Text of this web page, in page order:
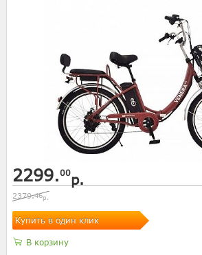
2299.00р.
2379.46р.
Купить в один клик
В корзину